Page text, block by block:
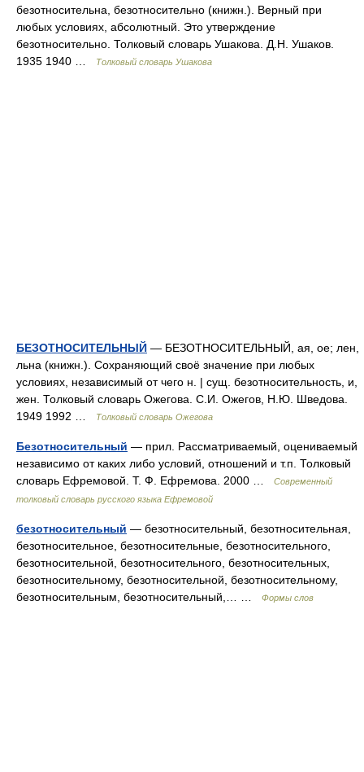
безотносительна, безотносительно (книжн.). Верный при
любых условиях, абсолютный. Это утверждение
безотносительно. Толковый словарь Ушакова. Д.Н. Ушаков.
1935 1940 …
Толковый словарь Ушакова
БЕЗОТНОСИТЕЛЬНЫЙ — БЕЗОТНОСИТЕЛЬНЫЙ, ая, ое; лен,
льна (книжн.). Сохраняющий своё значение при любых
условиях, независимый от чего н. | сущ. безотносительность, и,
жен. Толковый словарь Ожегова. С.И. Ожегов, Н.Ю. Шведова.
1949 1992 …
Толковый словарь Ожегова
Безотносительный — прил. Рассматриваемый, оцениваемый
независимо от каких либо условий, отношений и т.п. Толковый
словарь Ефремовой. Т. Ф. Ефремова. 2000 …
Современный
толковый словарь русского языка Ефремовой
безотносительный — безотносительный, безотносительная,
безотносительное, безотносительные, безотносительного,
безотносительной, безотносительного, безотносительных,
безотносительному, безотносительной, безотносительному,
безотносительным, безотносительный,… …
Формы слов